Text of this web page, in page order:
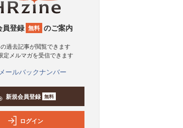
員登録 無料 のご案内
の過去記事が閲覧できます
定メルマガを受信できます
メールバックナンバー
新規会員登録 無料
ログイン